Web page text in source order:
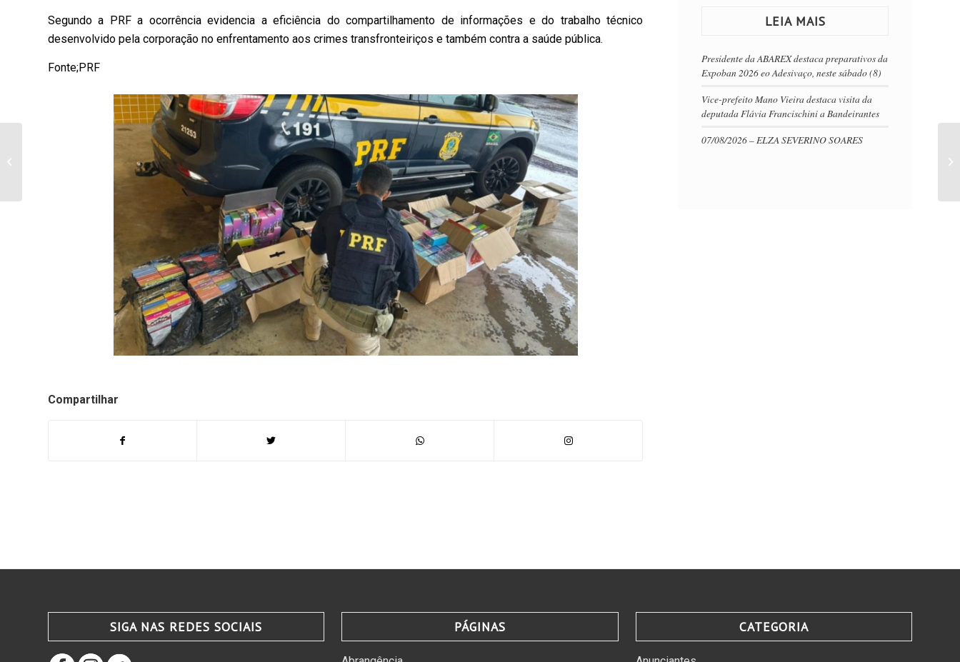
Segundo a PRF a ocorrência evidencia a eficiência do compartilhamento de informações e do trabalho técnico
desenvolvido pela corporação no enfrentamento aos crimes transfronteiriços e também contra a saúde pública.
Fonte;PRF
Compartilhar
LEIA MAIS
Presidente da ABAREX destaca preparativos da
Expoban 2026 eo Adesivaço, neste sábado (8)
Vice-prefeito Mano Vieira destaca visita da
deputada Flávia Francischini a Bandeirantes
07/08/2026 – ELZA SEVERINO SOARES
SIGA NAS REDES SOCIAIS PÁGINAS CATEGORIA